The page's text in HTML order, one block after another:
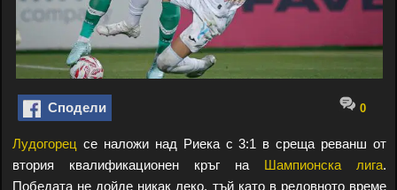
Сподели 0
Лудогорец се наложи над Риека с 3:1 в среща реванш от
втория квалификационен кръг на Шампионска лига.
Победата не дойде никак леко, тъй като в редовното време